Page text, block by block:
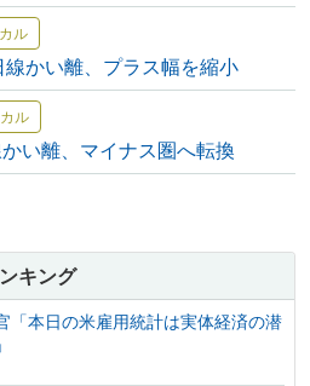
かい離、プラス幅を縮小
い離、マイナス圏へ転換
キング
「本日の米雇用統計は実体経済の潜